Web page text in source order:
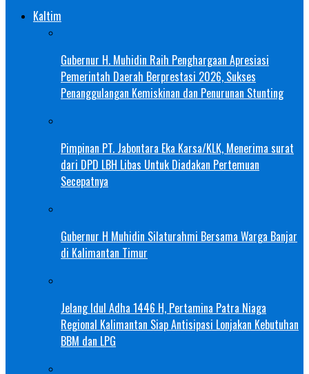
Kaltim
Gubernur H. Muhidin Raih Penghargaan Apresiasi
Pemerintah Daerah Berprestasi 2026, Sukses
Penanggulangan Kemiskinan dan Penurunan Stunting
Pimpinan PT. Jabontara Eka Karsa/KLK, Menerima surat
dari DPD LBH Libas Untuk Diadakan Pertemuan
Secepatnya
Gubernur H Muhidin Silaturahmi Bersama Warga Banjar
di Kalimantan Timur
Jelang Idul Adha 1446 H, Pertamina Patra Niaga
Regional Kalimantan Siap Antisipasi Lonjakan Kebutuhan
BBM dan LPG